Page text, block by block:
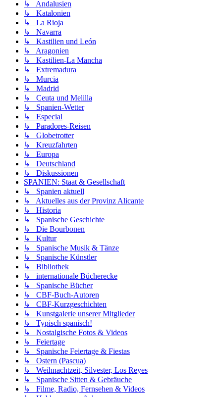
↳ Andalusien
↳ Katalonien
↳ La Rioja
↳ Navarra
↳ Kastilien und León
↳ Aragonien
↳ Kastilien-La Mancha
↳ Extremadura
↳ Murcia
↳ Madrid
↳ Ceuta und Melilla
↳ Spanien-Wetter
↳ Especial
↳ Paradores-Reisen
↳ Globetrotter
↳ Kreuzfahrten
↳ Europa
↳ Deutschland
↳ Diskussionen
SPANIEN: Staat & Gesellschaft
↳ Spanien aktuell
↳ Aktuelles aus der Provinz Alicante
↳ Historia
↳ Spanische Geschichte
↳ Die Bourbonen
↳ Kultur
↳ Spanische Musik & Tänze
↳ Spanische Künstler
↳ Bibliothek
↳ internationale Bücherecke
↳ Spanische Bücher
↳ CBF-Buch-Autoren
↳ CBF-Kurzgeschichten
↳ Kunstgalerie unserer Mitglieder
↳ Typisch spanisch!
↳ Nostalgische Fotos & Videos
↳ Feiertage
↳ Spanische Feiertage & Fiestas
↳ Ostern (Pascua)
↳ Weihnachtzeit, Silvester, Los Reyes
↳ Spanische Sitten & Gebräuche
↳ Filme, Radio, Fernsehen & Videos